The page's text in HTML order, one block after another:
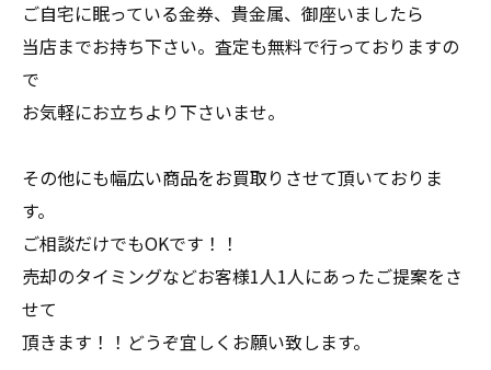
ご自宅に眠っている金券、貴金属、御座いましたら
当店までお持ち下さい。査定も無料で行っておりますの
で
お気軽にお立ちより下さいませ。
その他にも幅広い商品をお買取りさせて頂いておりま
す。
ご相談だけでもOKです！！
売却のタイミングなどお客様1人1人にあったご提案をさ
せて
頂きます！！どうぞ宜しくお願い致します。